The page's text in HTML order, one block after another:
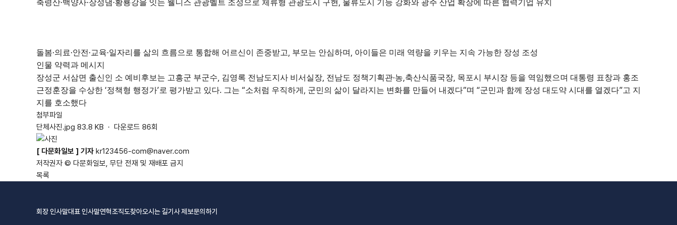
축령산·백양사·장성댐·황룡강을 잇는 웰니스 관광벨트 조성으로 체류형 관광도시 구현 , 물류도시 기능 강화와 광주 산업 확장에 따른 협력기업 유치
돌봄·의료·안전 ·교육·일자리를 삶의 흐름으로 통합해 어르신이 존중받고, 부모는 안심하며 , 아이들은 미래 역량을 키우는 지속 가능한 장성 조성
인물 약력과 메시지
장성군 서삼면 출신인 소 예비후보는 고흥군 부군수, 김영록 전남도지사 비서실장, 전남도 정책기획관·농,축산식품국장, 목포시 부시장 등을 역임했으며 대통령 표창과 홍조
근정훈장을 수상한 ‘정책형 행정가’ 로 평가받고 있다. 그는 “소처럼 우직하게 , 군민의 삶이 달라지는 변화를 만들어 내겠다”며 “군민과 함께 장성 대도약 시대를 열겠다”고 지
지를 호소했다
첨부파일
단체사진.jpg 83.8 KB · 다운로드 86회
[ 다문화일보 ] 기자 kr123456-com@naver.com
저작권자 © 다문화일보, 무단 전재 및 재배포 금지
목록
회장 인사말대표 인사말연혁조직도찾아오시는 길기사 제보문의하기